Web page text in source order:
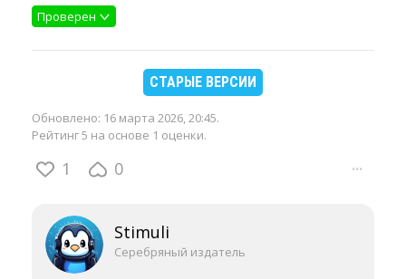
Проверен
СТАРЫЕ ВЕРСИИ
Обновлено: 16 марта 2026, 20:45.
Рейтинг 5 на основе 1 оценки.
1 0 ···
Stimuli
Серебряный издатель